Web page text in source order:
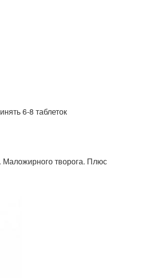
6-8 таблеток
Маложирного творога. Плюс